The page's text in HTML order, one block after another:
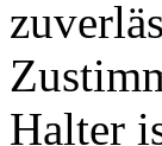
Halter